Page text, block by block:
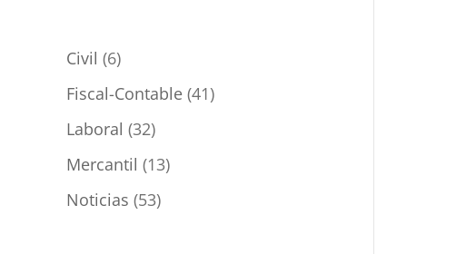
Civil (6)
Fiscal-Contable (41)
Laboral (32)
Mercantil (13)
Noticias (53)